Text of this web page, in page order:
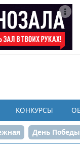
КОНКУРСЫ
День Победы